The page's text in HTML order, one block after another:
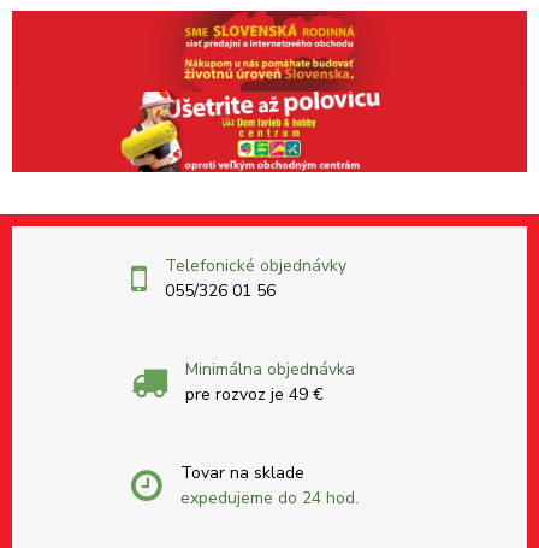
Telefonické objednávky
055/326 01 56
Minimálna objednávka
pre rozvoz je 49 €
Tovar na sklade
expedujeme do 24 hod.